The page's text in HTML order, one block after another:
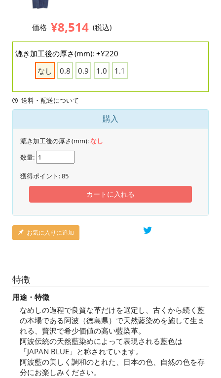
価格 ¥8,514 (税込)
漉き加工後の厚さ(mm): +¥220
なし
0.8 0.9 1.0 1.1
送料・配送について
購入
漉き加工後の厚さ(mm):なし
数量:
獲得ポイント:85
カートに入れる
お気に入りに追加
特徴
用途・特徴
なめしの過程で良質な革だけを選定し、古くから続く藍
の本場である阿波（徳島県）で天然藍染めを施して生ま
れる、贅沢で希少価値の高い藍染革。
阿波伝統の天然藍染めによって表現される藍色は
「JAPAN BLUE」と称されています。
阿波藍の美しく調和のとれた、日本の色、自然の色を存
分にお楽しみください。